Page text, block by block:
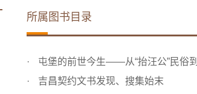
所属图书目录
屯堡的前世今生——从“抬汪公”民俗到吉昌契约文书的发现
吉昌契约文书发现、搜集始末